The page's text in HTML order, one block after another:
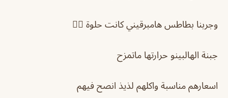
وجربنا بطاطس هامبرقيني كانت حلوة 👍🏻
جبنة الهالبينو حرارتها ماتمزح
اسعارهم مناسبة واكلهم لذيذ انصح فيهم